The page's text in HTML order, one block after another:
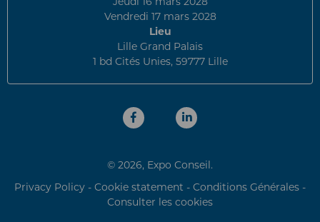
Vendredi 17 mars 2028
Lieu
Lille Grand Palais
1 bd Cités Unies, 59777 Lille
© 2026, Expo Conseil.
Privacy Policy - Cookie statement - Conditions Générales -
Consulter les cookies